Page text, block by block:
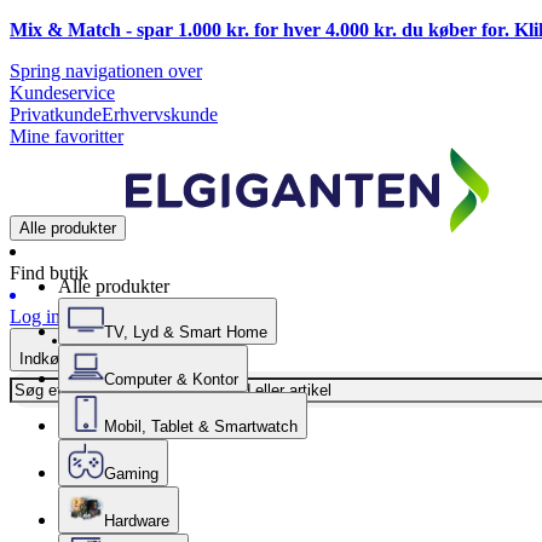
Mix & Match - spar 1.000 kr. for hver 4.000 kr. du køber for.
Spring navigationen over
Kundeservice
PrivatkundeErhvervskunde
Mine favoritter
Alle produkter
Find butik
Log ind
Indkøbskurv
Alle produkter
TV, Lyd & Smart Home
Computer & Kontor
Mobil, Tablet & Smartwatch
Gaming
Hardware